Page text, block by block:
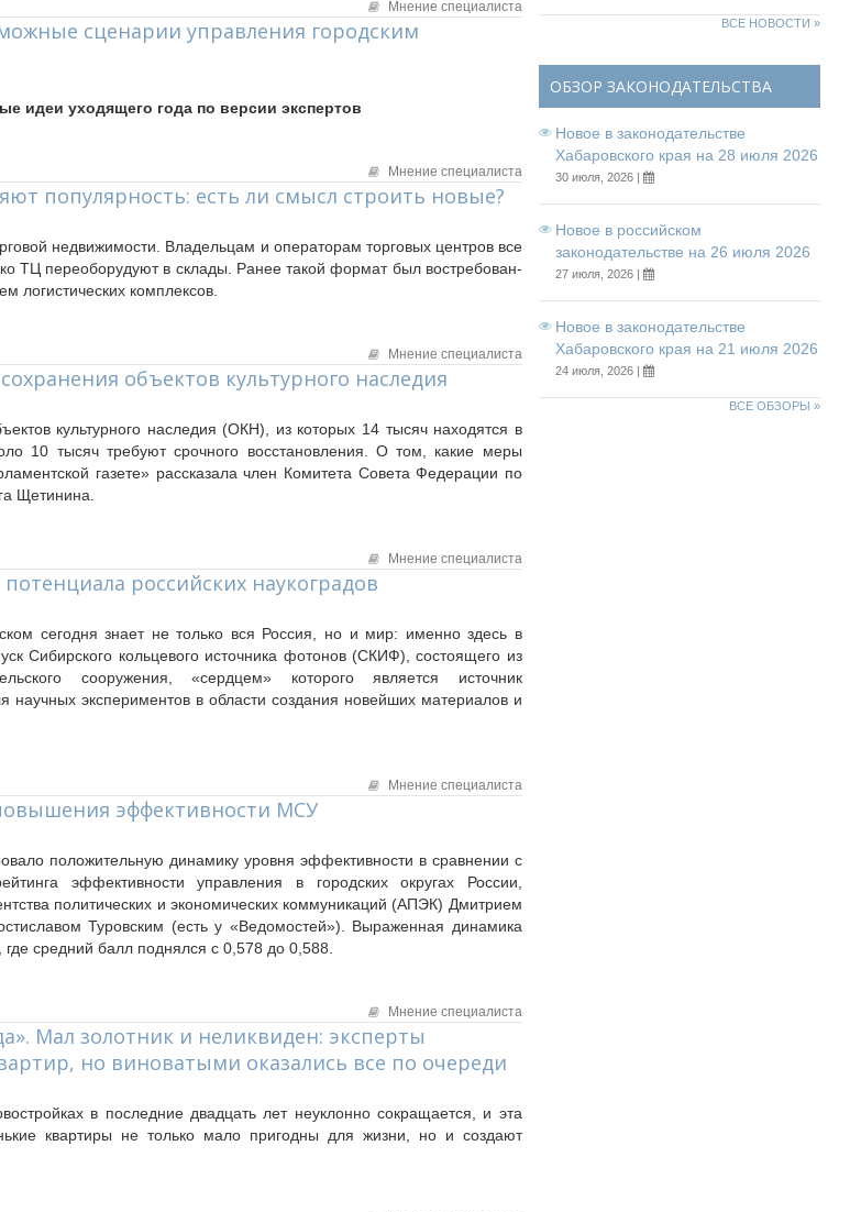
Мнение специалиста
сценарии управления городским
идеи уходящего года по версии экспертов
Мнение специалиста
популярность: есть ли смысл строить новые?
недви­жи­мо­сти. Вла­дель­цам и опе­ра­то­рам тор­го­вых цен­тров все
ТЦ пе­ре­обо­ру­ду­ют в скла­ды. Ра­нее та­кой фор­мат был вос­тре­бо­ван­
ло­ги­сти­че­ских ком­плек­сов.
Мнение специалиста
объектов культурного наследия
культурного наследия (ОКН), из которых 14 тысяч находятся в
10 тысяч требуют срочного восстановления. О том, какие меры
газете» рассказала член Комитета Совета Федерации по
Щетинина.
Мнение специалиста
российских наукоградов
сегодня знает не только вся Россия, но и мир: именно здесь в
Сибирского кольцевого источника фотонов (СКИФ), состоящего из
сооружения, «сердцем» которого является источник
научных экспериментов в области создания новейших материалов и
Мнение специалиста
эффективности МСУ
положительную динамику уровня эффективности в сравнении с
эффективности управления в городских округах России,
политических и экономических коммуникаций (АПЭК) Дмитрием
Туровским (есть у «Ведомостей»). Выраженная динамика
средний балл поднялся с 0,578 до 0,588.
Мнение специалиста
Мал золотник и неликвиден: эксперты
но виноватыми оказались все по очереди
в последние двадцать лет неуклонно сокращается, и эта
квартиры не только мало пригодны для жизни, но и создают
ВСЕ НОВОСТИ »
ОБЗОР ЗАКОНОДАТЕЛЬСТВА
Новое в законодательстве
Хабаровского края на 28 июля 2026
30 июля, 2026 |
Новое в российском
законодательстве на 26 июля 2026
27 июля, 2026 |
Новое в законодательстве
Хабаровского края на 21 июля 2026
24 июля, 2026 |
ВСЕ ОБЗОРЫ »